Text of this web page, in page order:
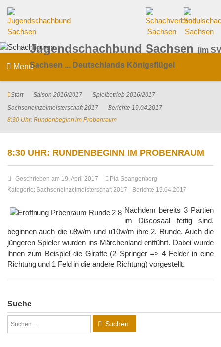
Jugendschachbund Sachsen (im
Sachsen ... Deutschlands Königsflügel
Menu
Start Saison 2016/2017
Spielbetrieb 2016/2017
Sachseneinzelmeisterschaft 2017
Berichte 19.04.2017
8:30 Uhr: Rundenbeginn im Probenraum
8:30 UHR: RUNDENBEGINN IM PROBENRAUM
Geschrieben am 19. April 2017
Pia Spangenberg
Kategorie: Sachseneinzelmeisterschaft 2017 - Berichte 19.04.2017
Nachdem bereits 3 Partien
im Discosaal fertig sind,
beginnen auch die u8w/m und u10w/m ihre 2. Runde. Auch die
jüngeren Spieler wurden ins Märchenland entführt. Dabei wurde
ihnen zum Beispiel die Giraffe (2 Springer => 4 Felder in eine
Richtung und 1 Feld in die andere Richtung) vorgestellt.
Suche
Suchen